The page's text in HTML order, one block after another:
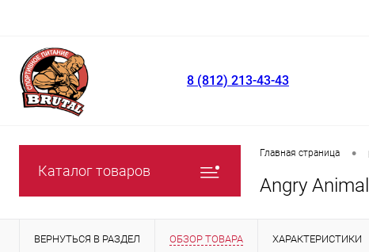
8 (812) 213-43-43
Каталог товаров
Главная страница •
Angry
ВЕРНУТЬСЯ В РАЗДЕЛ ОБЗОР ТОВАРА ХАРАКТЕРИСТИКИ